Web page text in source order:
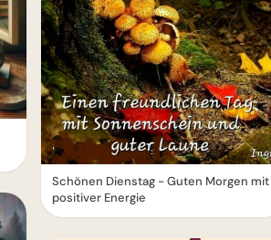
Schönen Dienstag - Guten Morgen mit
positiver Energie